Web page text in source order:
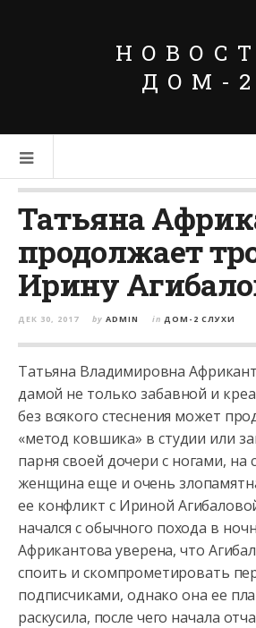
ДОМ-2
Татьяна
продолжает
Ирину
ДЕК 30, 2017 by ADMIN in ДОМ-2 СЛУХИ
Татьяна Владимировна
дамой не только забавной и
без всякого стеснения может
«метод ковшика» в студии или
парня своей дочери с ногами, на
женщина еще и очень
ее конфликт с Ириной
начался с обычного похода в
Африкантова уверена, что
споить и скомпрометировать
подписчиками, однако она ее
раскусила, после чего начала